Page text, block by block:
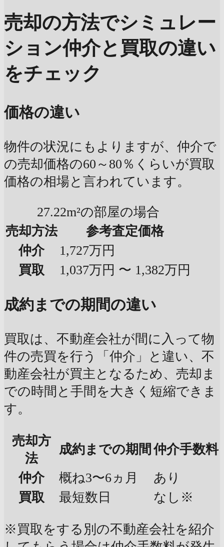
売却の方法でシミュレー
ション仲介と買取の違い
をチェック
価格の違い
物件の状況にもよりますが、仲介で
の売却価格の60～80％くらいが買取
価格の相場と言われています。
27.22m²の部屋の場合
売却方法
参考査定価格
仲介
1,727万円
買取
1,037万円 〜 1,382万円
成約までの期間の違い
買取は、不動産会社が間に入って物
件の売買を行う「仲介」と違い、不
動産会社が買主となるため、売却ま
での時間と手間を大きく短縮できま
す。
売却方
法
成約までの期間 仲介手数料
仲介
概ね3〜6ヵ月
あり
買取
最短数日 なし※
※買取をする別の不動産会社を紹介